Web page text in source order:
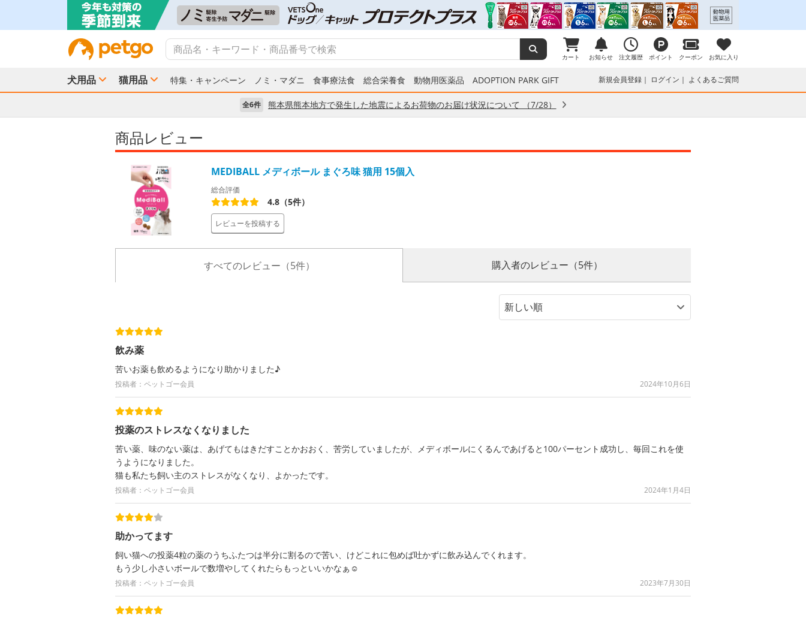
カート お知らせ 注文履歴 ポイント クーポン お気に入り
犬用品 猫用品 特集・キャンペーン ノミ・マダニ 食事療法食 総合栄養食 動物用医薬品 ADOPTION PARK GIFT 新規会員登録 ログイン よくあるご質問
全6件 熊本県熊本地方で発生した地震によるお荷物のお届け状況について （7/28）
商品レビュー
MEDIBALL メディボール まぐろ味 猫用 15個入
総合評価
4.8（5件）
レビューを投稿する
すべてのレビュー（5件） 購入者のレビュー（5件）
飲み薬
苦いお薬も飲めるようになり助かりました♪
投稿者：ペットゴー会員 2024年10月6日
投薬のストレスなくなりました
苦い薬、味のない薬は、あげてもはきだすことかおおく、苦労していましたが、メディボールにくるんであげると100パーセント成功し、毎回これを使
うようになりました。
猫も私たち飼い主のストレスがなくなり、よかったです。
投稿者：ペットゴー会員 2024年1月4日
助かってます
飼い猫への投薬4粒の薬のうちふたつは半分に割るので苦い、けどこれに包めば吐かずに飲み込んでくれます。
もう少し小さいボールで数増やしてくれたらもっといいかなぁ☺
投稿者：ペットゴー会員 2023年7月30日